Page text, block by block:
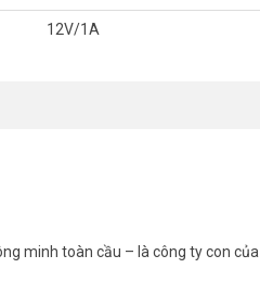
động khiến những vị khách
12V/1A
minh toàn cầu – là công ty con